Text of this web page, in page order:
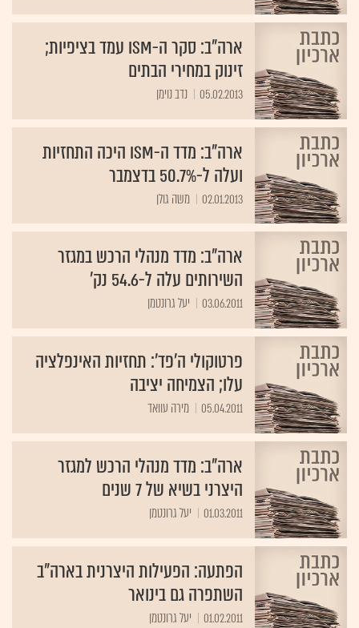
ארה"ב: סקר ה-ISM עמד בציפיות;
זינוק במחירי הבתים
05.02.2013 נדב נוימן
ארה"ב: מדד ה-ISM היכה התחזיות
ועלה ל-50.7% בדצמבר
02.01.2013 משה גולן
ארה"ב: מדד מנהלי הרכש במגזר
השירותים עלה ל-54.6 נק'
03.06.2011 יעל גרונטמן
פרטוקולי ה'פד': תחזיות האינפלציה
עלו; הצמיחה יציבה
05.04.2011 מירה עוואד
ארה"ב: מדד מנהלי הרכש למגזר
היצרני בשיא של 7 שנים
01.03.2011 יעל גרונטמן
הפתעה: הפעילות היצרנית בארה"ב
השתפרה גם בינואר
01.02.2011 יעל גרונטמן